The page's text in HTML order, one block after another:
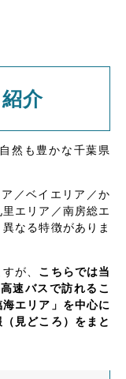
介
然も豊かな千葉県
／ベイエリア／か
エリア／南房総エ
なる特徴がありま
が、 こちらでは当
速バスで訪れるこ
エリア」を中心に
見どころ）をまと